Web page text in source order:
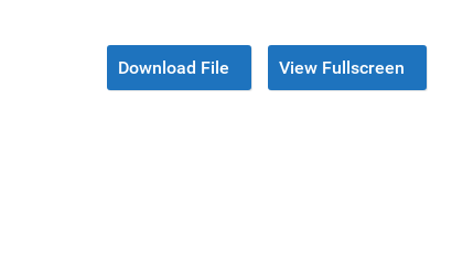
Download File View Fullscreen